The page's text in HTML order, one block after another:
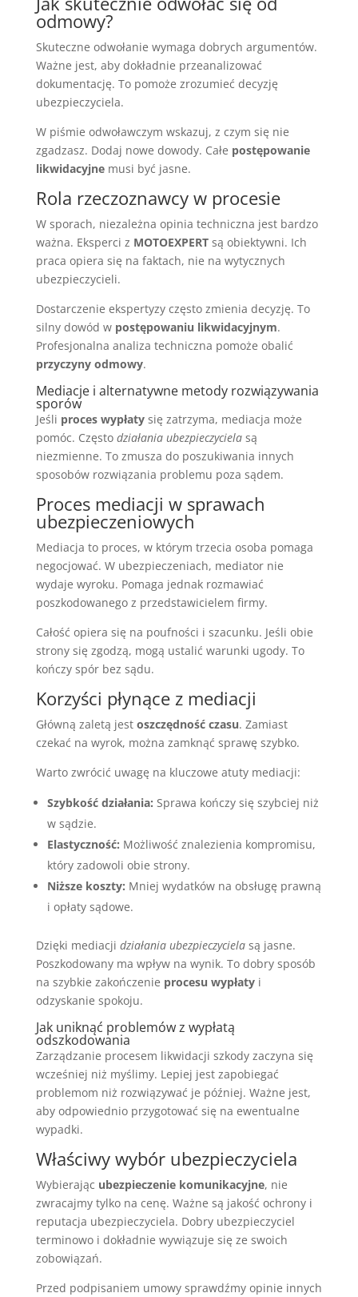
odmowy?
Skuteczne odwołanie wymaga dobrych argumentów.
Ważne jest, aby dokładnie przeanalizować
dokumentację. To pomoże zrozumieć decyzję
ubezpieczyciela.
W piśmie odwoławczym wskazuj, z czym się nie
zgadzasz. Dodaj nowe dowody. Całe postępowanie
likwidacyjnemusi być jasne.
Rola rzeczoznawcy w procesie
W sporach, niezależna opinia techniczna jest bardzo
ważna. Eksperci z MOTOEXPERTsą obiektywni. Ich
praca opiera się na faktach, nie na wytycznych
ubezpieczycieli.
Dostarczenie ekspertyzy często zmienia decyzję. To
silny dowód w postępowaniu likwidacyjnym.
Profesjonalna analiza techniczna pomoże obalić
przyczyny odmowy.
Mediacje i alternatywne metody rozwiązywania
sporów
Jeśli proces wypłatysię zatrzyma, mediacja może
pomóc. Często działania ubezpieczycielasą
niezmienne. To zmusza do poszukiwania innych
sposobów rozwiązania problemu poza sądem.
Proces mediacji w sprawach
ubezpieczeniowych
Mediacja to proces, w którym trzecia osoba pomaga
negocjować. W ubezpieczeniach, mediator nie
wydaje wyroku. Pomaga jednak rozmawiać
poszkodowanego z przedstawicielem firmy.
Całość opiera się na poufności i szacunku. Jeśli obie
strony się zgodzą, mogą ustalić warunki ugody. To
kończy spór bez sądu.
Korzyści płynące z mediacji
Główną zaletą jest oszczędność czasu. Zamiast
czekać na wyrok, można zamknąć sprawę szybko.
Warto zwrócić uwagę na kluczowe atuty mediacji:
Szybkość działania: Sprawa kończy się szybciej niż
w sądzie.
Elastyczność: Możliwość znalezienia kompromisu,
który zadowoli obie strony.
Niższe koszty: Mniej wydatków na obsługę prawną
i opłaty sądowe.
Dzięki mediacji działania ubezpieczycielasą jasne.
Poszkodowany ma wpływ na wynik. To dobry sposób
na szybkie zakończenie procesu wypłatyi
odzyskanie spokoju.
Jak uniknąć problemów z wypłatą
odszkodowania
Zarządzanie procesem likwidacji szkody zaczyna się
wcześniej niż myślimy. Lepiej jest zapobiegać
problemom niż rozwiązywać je później. Ważne jest,
aby odpowiednio przygotować się na ewentualne
wypadki.
Właściwy wybór ubezpieczyciela
Wybierając ubezpieczenie komunikacyjne, nie
zwracajmy tylko na cenę. Ważne są jakość ochrony i
reputacja ubezpieczyciela. Dobry ubezpieczyciel
terminowo i dokładnie wywiązuje się ze swoich
zobowiązań.
Przed podpisaniem umowy sprawdźmy opinie innych